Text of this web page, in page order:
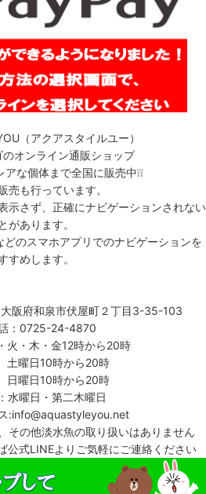
（アクアスタイルユー）
オンライン通販ショップ
な個体まで全国に販売中❕❕
売も行っています。
示さず、正確にナビゲーションされない
があります。
のスマホアプリでのナビゲーションを
すめします。
府和泉市伏屋町２丁目3-35-103
0725-24-4870
火・木・金12時から20時
10時から20時
10時から20時
水曜日・第二木曜日
:info@aquastyleyou.net
その他淡水魚の取り扱いはありません
公式LINEよりご気軽にご連絡ください